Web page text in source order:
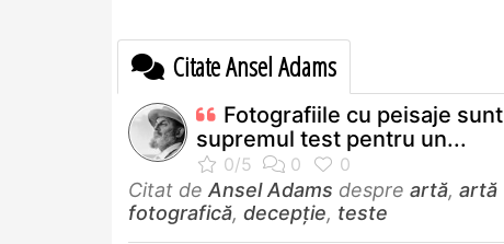
Citate Ansel Adams
Fotografiile cu peisaje sunt
supremul test pentru un...
Citat de Ansel Adams despre artă, artă
fotografică, decepție, teste